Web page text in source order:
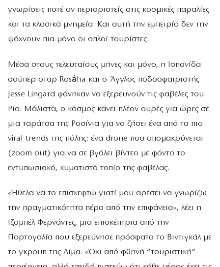
γνωρίσεις ποτέ αν περιοριστείς στις κοσμικές παραλίες
και τα κλασικά μνημεία. Και αυτή την εμπειρία δεν την
ψάχνουν πια μόνο οι απλοί τουρίστες.
Μέσα στους τελευταίους μήνες και μόνο, η Ισπανίδα
σούπερ σταρ Rosálιa και ο Άγγλος ποδοσφαιριστής
Jesse Lingard φάνηκαν να εξερευνούν τις φαβέλες του
Ρίο. Μάλιστα, ο κόσμος κάνει πλέον ουρές για ώρες σε
μια ταράτσα της Ροσίνια για να ζήσει ένα από τα πιο
viral trends της πόλης: ένα drone που απομακρύνεται
(zoom out) για να σε βγάλει βίντεο με φόντο το
εντυπωσιακό, κυματιστό τοπίο της φαβέλας.
«Ήθελα να το επισκεφτώ γιατί μου αρέσει να γνωρίζω
την πραγματικότητα πέρα από την επιφάνεια», λέει η
Ιζαμπέλ Φερνάντες, μια επισκέπτρια από την
Πορτογαλία που εξερεύνησε πρόσφατα το Βιντιγκάλ με
το γκρουπ της Λίμα. «Όχι από φθηνή “τουριστική”